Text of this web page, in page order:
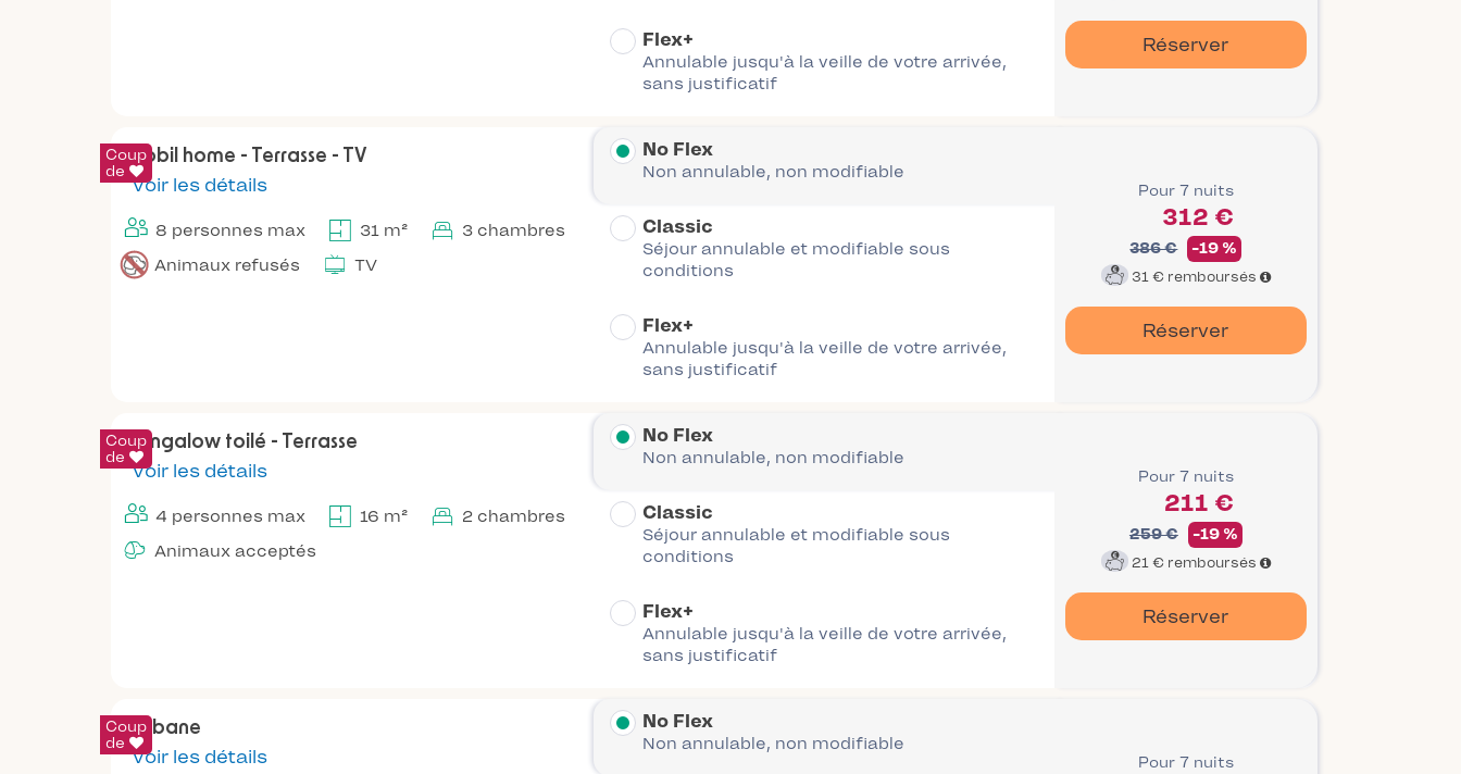
Flex+
Annulable jusqu'à la veille de votre arrivée,
sans justificatif
Réserver
Coup
de
Mobil home - Terrasse - TV
Voir les détails
8 personnes max 31 m²
3 chambres
Animaux refusés
TV
No Flex
Non annulable, non modifiable
Classic
Séjour annulable et modifiable sous
conditions
Flex+
Annulable jusqu'à la veille de votre arrivée,
sans justificatif
Pour 7 nuits
312 €
386 € -19 %
31 € remboursés
Réserver
Coup
de
Bungalow toilé - Terrasse
Voir les détails
4 personnes max 16 m²
2 chambres
Animaux acceptés
No Flex
Non annulable, non modifiable
Classic
Séjour annulable et modifiable sous
conditions
Flex+
Annulable jusqu'à la veille de votre arrivée,
sans justificatif
Pour 7 nuits
211 €
259 € -19 %
21 € remboursés
Réserver
Coup
de
Cabane
Voir les détails
No Flex
Non annulable, non modifiable
Pour 7 nuits